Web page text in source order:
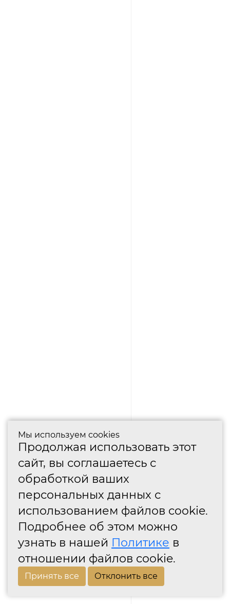
Мы используем cookies
Продолжая использовать этот
сайт, вы соглашаетесь с
обработкой ваших
персональных данных с
использованием файлов cookie.
Подробнее об этом можно
узнать в нашей Политике в
отношении файлов cookie.
Принять все Отклонить все